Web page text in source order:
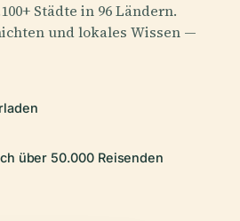
Städte in 96 Ländern.
und lokales Wissen —
über 50.000 Reisenden